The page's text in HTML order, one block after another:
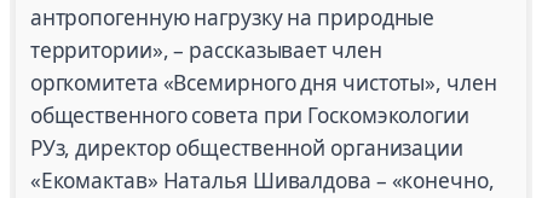
антропогенную нагрузку на природные
территории», – рассказывает член
оргкомитета «Всемирного дня чистоты», член
общественного совета при Госкомэкологии
РУз, директор общественной организации
«Екомактав» Наталья Шивалдова – «конечно,